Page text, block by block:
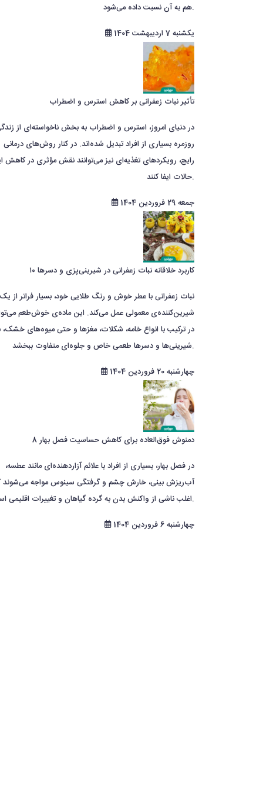
هم به آن نسبت داده می‌شود.
یکشنبه 7 اردیبهشت 1404
تأثیر نبات زعفرانی بر کاهش استرس و اضطراب
در دنیای امروز، استرس و اضطراب به بخش ناخواسته‌ای از
روزمره بسیاری از افراد تبدیل شده‌اند. در کنار روش‌های درمانی
رایج، رویکردهای تغذیه‌ای نیز می‌توانند نقش مؤثری در کاهش
حالات ایفا کنند.
جمعه 29 فروردین 1404
۱۰ کاربرد خلاقانه نبات زعفرانی در شیرینی‌پزی و دسرها
نبات زعفرانی با عطر خوش و رنگ طلایی خود، بسیار فراتر از یک
شیرین‌کننده‌ی معمولی عمل می‌کند. این ماده‌ی خوش‌طعم
در ترکیب با انواع خامه، شکلات، مغزها و حتی میوه‌های خشک،
شیرینی‌ها و دسرها طعمی خاص و جلوه‌ای متفاوت ببخشد.
چهارشنبه 20 فروردین 1404
8 دمنوش فوق‌العاده برای کاهش حساسیت‌ فصل بهار
در فصل بهار، بسیاری از افراد با علائم آزاردهنده‌ای مانند عطسه،
آب‌ریزش بینی، خارش چشم و گرفتگی سینوس مواجه می‌شوند
اغلب ناشی از واکنش بدن به گرده گیاهان و تغییرات اقلیمی است.
چهارشنبه 6 فروردین 1404